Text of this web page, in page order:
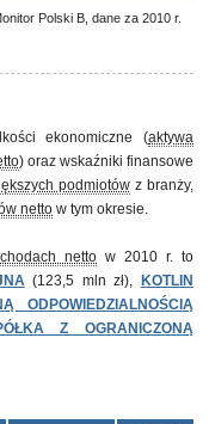
Polski B, dane za 2010 r.
ekonomiczne (aktywa
) oraz wskaźniki finansowe
podmiotówz branży,
netto w tym okresie.
netto w 2010 r. to
(123,5 mln zł),
KOTLIN
ODPOWIEDZIALNOŚCIĄ
Z OGRANICZONĄ